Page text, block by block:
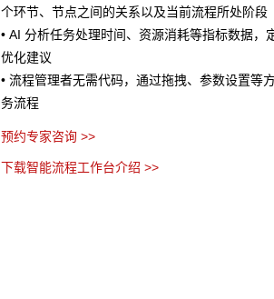
个环节、节点之间的关系以及当前流程所处阶段
• AI 分析任务处理时间、资源消耗等指标数据，
优化建议
• 流程管理者无需代码，通过拖拽、参数设置等
务流程
预约专家咨询 >>
下载智能流程工作台介绍 >>